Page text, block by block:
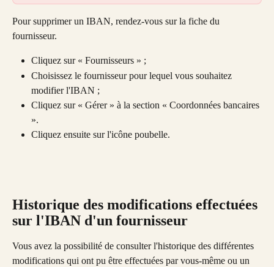
Pour supprimer un IBAN, rendez-vous sur la fiche du
fournisseur.
Cliquez sur « Fournisseurs » ;
Choisissez le fournisseur pour lequel vous souhaitez
modifier l'IBAN ;
Cliquez sur « Gérer » à la section « Coordonnées bancaires
».
Cliquez ensuite sur l'icône poubelle.
Historique des modifications effectuées
sur l'IBAN d'un fournisseur
Vous avez la possibilité de consulter l'historique des différentes
modifications qui ont pu être effectuées par vous-même ou un